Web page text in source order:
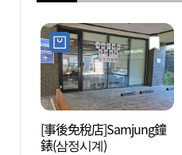
[事後免稅店]Samjung鐘
錶(삼정시계)